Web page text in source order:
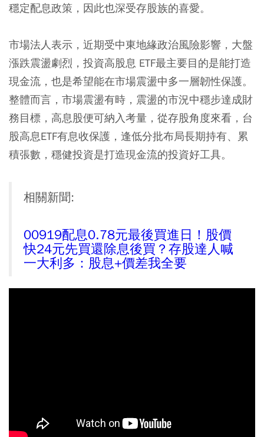
穩定配息政策，因此也深受存股族的喜愛。
市場法人表示，近期受中東地緣政治風險影響，大盤
漲跌震盪劇烈，投資高股息 ETF最主要目的是能打造
現金流，也是希望能在市場震盪中多一層韌性保護。
整體而言，市場震盪有時，震盪的市況中穩步達成財
務目標，高息股便可納入考量，從存股角度來看，台
股高息ETF有息收保護，逢低分批布局長期持有、累
積張數，穩健投資是打造現金流的投資好工具。
相關新聞:
00919配息0.78元最後買進日！股價
快24元先買還除息後買？存股達人喊
一大利多：股息+價差我全要